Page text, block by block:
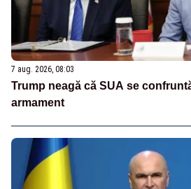
7 aug. 2026, 08:03
Trump neagă că SUA se
armament